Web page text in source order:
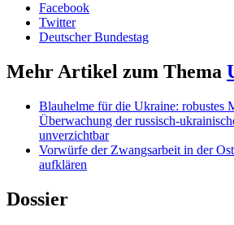
Facebook
Twitter
Deutscher Bundestag
Mehr Artikel zum Thema
Blauhelme für die Ukraine: robustes
Überwachung der russisch-
unverzichtbar
Vorwürfe der Zwangsarbeit in der
aufklären
Dossier